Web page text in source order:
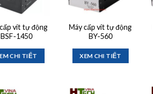
vít tự động
BSF-1450
CHI TIẾT
Máy cấp vít tự động
BY-560
XEM CHI TIẾT